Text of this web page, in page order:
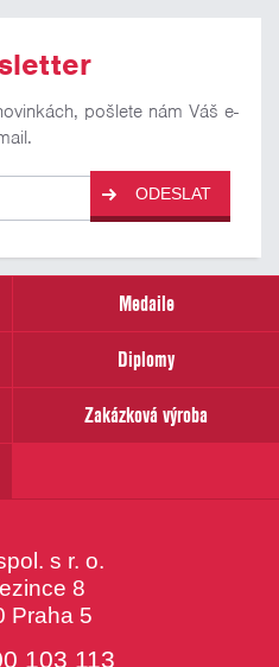
pošlete nám Váš e-
ODESLAT
Medaile
Diplomy
Zakázková výroba
s r. o.
8
Praha 5
103 113